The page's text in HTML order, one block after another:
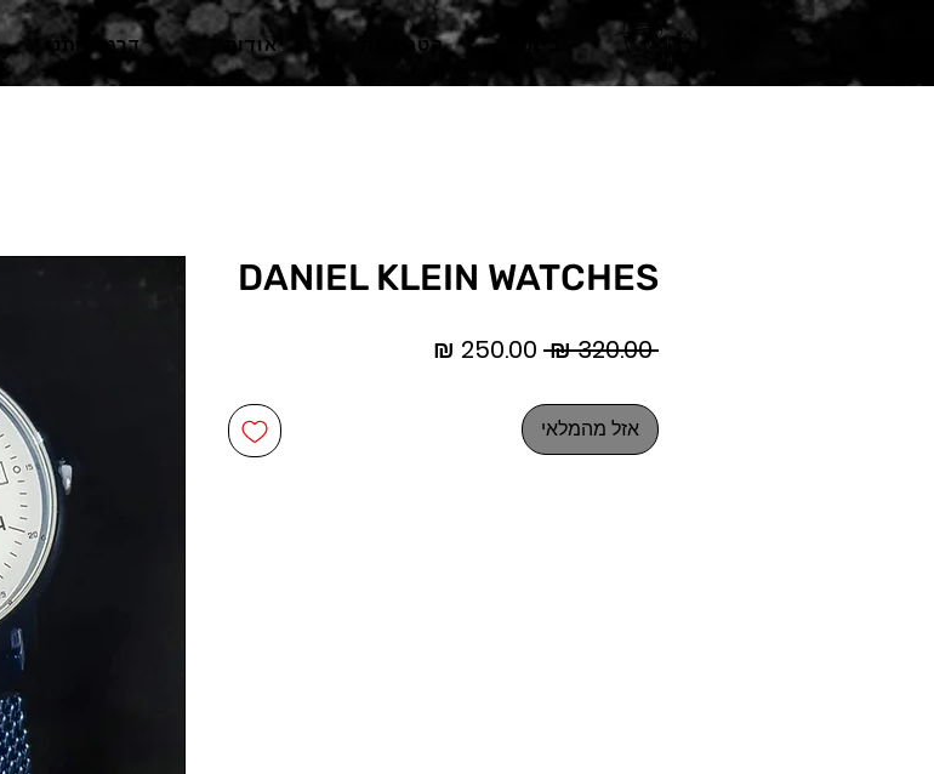
דרגו אותנו אודות קטגוריות
DANIEL KLEIN WATCHES
‏320.00 ‏₪
מחיר
אזל מהמלאי